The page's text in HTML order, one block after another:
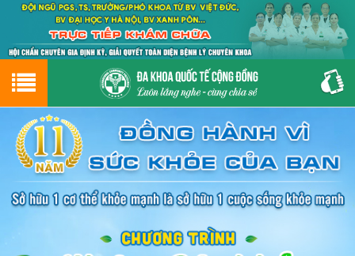
Hotline0243.9656.999tư vấn miễn phí
GIỚI THIỆU
GIỚI THIỆU VỀ PHÒNG KHÁM
CƠ SỞ VẬT CHẤT
ĐẶT HẸN LỊCH KHÁM
ĐƯỜNG TỚI PHÒNG KHÁM